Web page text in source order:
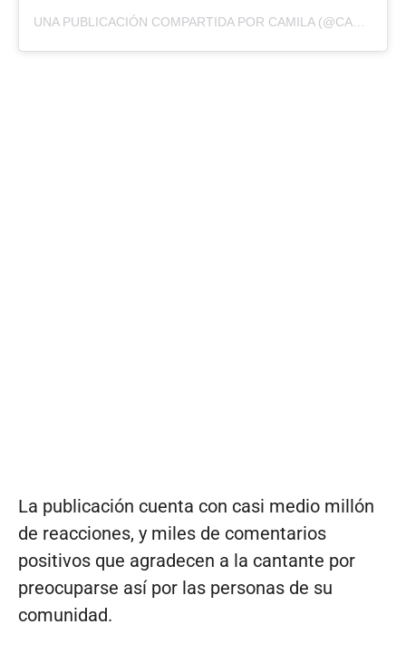
UNA PUBLICACIÓN COMPARTIDA POR CAMILA (@CAMILA_CABELLO)
La publicación cuenta con casi medio millón
de reacciones, y miles de comentarios
positivos que agradecen a la cantante por
preocuparse así por las personas de su
comunidad.